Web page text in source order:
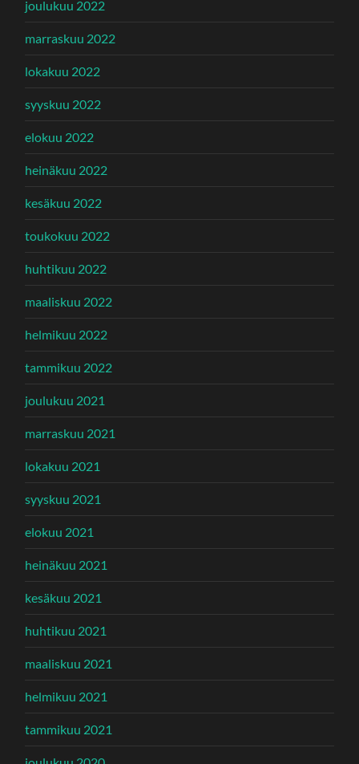
joulukuu 2022
marraskuu 2022
lokakuu 2022
syyskuu 2022
elokuu 2022
heinäkuu 2022
kesäkuu 2022
toukokuu 2022
huhtikuu 2022
maaliskuu 2022
helmikuu 2022
tammikuu 2022
joulukuu 2021
marraskuu 2021
lokakuu 2021
syyskuu 2021
elokuu 2021
heinäkuu 2021
kesäkuu 2021
huhtikuu 2021
maaliskuu 2021
helmikuu 2021
tammikuu 2021